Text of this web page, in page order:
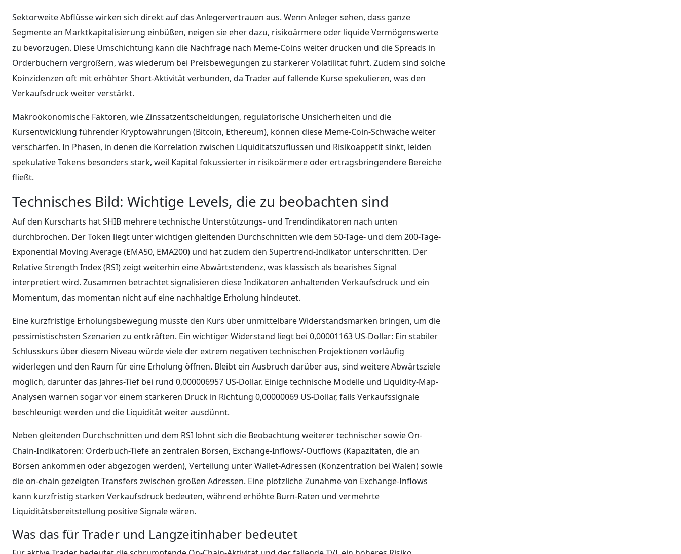
Sektorweite Abflüsse wirken sich direkt auf das Anlegervertrauen aus. Wenn Anleger sehen, dass ganze
Segmente an Marktkapitalisierung einbüßen, neigen sie eher dazu, risikoärmere oder liquide Vermögenswerte
zu bevorzugen. Diese Umschichtung kann die Nachfrage nach Meme-Coins weiter drücken und die Spreads in
Orderbüchern vergrößern, was wiederum bei Preisbewegungen zu stärkerer Volatilität führt. Zudem sind solche
Koinzidenzen oft mit erhöhter Short-Aktivität verbunden, da Trader auf fallende Kurse spekulieren, was den
Verkaufsdruck weiter verstärkt.
Makroökonomische Faktoren, wie Zinssatzentscheidungen, regulatorische Unsicherheiten und die
Kursentwicklung führender Kryptowährungen (Bitcoin, Ethereum), können diese Meme-Coin-Schwäche weiter
verschärfen. In Phasen, in denen die Korrelation zwischen Liquiditätszuflüssen und Risikoappetit sinkt, leiden
spekulative Tokens besonders stark, weil Kapital fokussierter in risikoärmere oder ertragsbringendere Bereiche
fließt.
Technisches Bild: Wichtige Levels, die zu beobachten sind
Auf den Kurscharts hat SHIB mehrere technische Unterstützungs- und Trendindikatoren nach unten
durchbrochen. Der Token liegt unter wichtigen gleitenden Durchschnitten wie dem 50-Tage- und dem 200-Tage-
Exponential Moving Average (EMA50, EMA200) und hat zudem den Supertrend-Indikator unterschritten. Der
Relative Strength Index (RSI) zeigt weiterhin eine Abwärtstendenz, was klassisch als bearishes Signal
interpretiert wird. Zusammen betrachtet signalisieren diese Indikatoren anhaltenden Verkaufsdruck und ein
Momentum, das momentan nicht auf eine nachhaltige Erholung hindeutet.
Eine kurzfristige Erholungsbewegung müsste den Kurs über unmittelbare Widerstandsmarken bringen, um die
pessimistischsten Szenarien zu entkräften. Ein wichtiger Widerstand liegt bei 0,00001163 US-Dollar: Ein stabiler
Schlusskurs über diesem Niveau würde viele der extrem negativen technischen Projektionen vorläufig
widerlegen und den Raum für eine Erholung öffnen. Bleibt ein Ausbruch darüber aus, sind weitere Abwärtsziele
möglich, darunter das Jahres-Tief bei rund 0,000006957 US-Dollar. Einige technische Modelle und Liquidity-Map-
Analysen warnen sogar vor einem stärkeren Druck in Richtung 0,00000069 US-Dollar, falls Verkaufssignale
beschleunigt werden und die Liquidität weiter ausdünnt.
Neben gleitenden Durchschnitten und dem RSI lohnt sich die Beobachtung weiterer technischer sowie On-
Chain-Indikatoren: Orderbuch-Tiefe an zentralen Börsen, Exchange-Inflows/-Outflows (Kapazitäten, die an
Börsen ankommen oder abgezogen werden), Verteilung unter Wallet-Adressen (Konzentration bei Walen) sowie
die on-chain gezeigten Transfers zwischen großen Adressen. Eine plötzliche Zunahme von Exchange-Inflows
kann kurzfristig starken Verkaufsdruck bedeuten, während erhöhte Burn-Raten und vermehrte
Liquiditätsbereitstellung positive Signale wären.
Was das für Trader und Langzeitinhaber bedeutet